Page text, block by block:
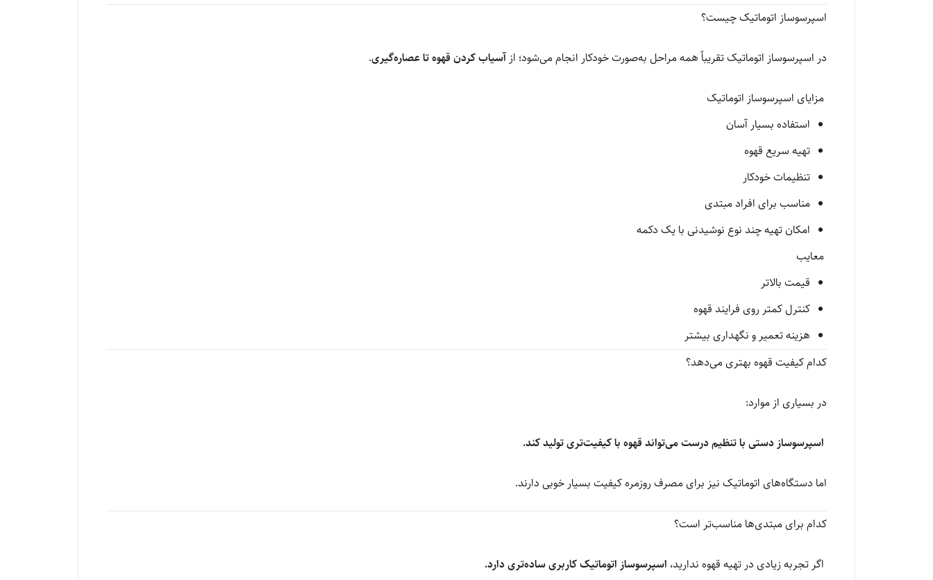
اسپرسوساز اتوماتیک چیست؟
در اسپرسوساز اتوماتیک تقریباً همه مراحل به‌صورت خودکار انجام می‌شود؛ ازآسیاب کردن قهوه تا عصاره‌گیری.
مزایای اسپرسوساز اتوماتیک
استفاده بسیار آسان
تهیه سریع قهوه
تنظیمات خودکار
مناسب برای افراد مبتدی
امکان تهیه چند نوع نوشیدنی با یک دکمه
معایب
قیمت بالاتر
کنترل کمتر روی فرایند قهوه
هزینه تعمیر و نگهداری بیشتر
کدام کیفیت قهوه بهتری می‌دهد؟
در بسیاری از موارد:
اسپرسوساز دستی با تنظیم درست می‌تواند قهوه با کیفیت‌تری تولید کند.
اما دستگاه‌های اتوماتیک نیز برای مصرف روزمره کیفیت بسیار خوبی دارند.
کدام برای مبتدی‌ها مناسب‌تر است؟
اگر تجربه زیادی در تهیه قهوه ندارید، اسپرسوساز اتوماتیک کاربری ساده‌تری دارد.